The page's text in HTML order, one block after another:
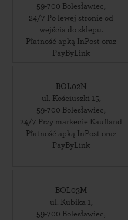
59-700 Bolesławiec,
24/7 Po lewej stronie od
wejścia do sklepu.
Płatność apką InPost oraz
PayByLink
BOL02N
ul. Kościuszki 15,
59-700 Bolesławiec,
24/7 Przy markecie Kaufland
Płatność apką InPost oraz
PayByLink
BOL03M
ul. Kubika 1,
59-700 Bolesławiec,